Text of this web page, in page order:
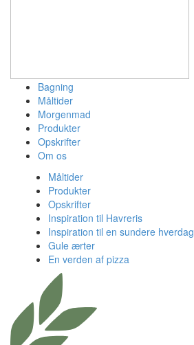
Bagning
Måltider
Morgenmad
Produkter
Opskrifter
Om os
Måltider
Produkter
Opskrifter
Inspiration til Havreris
Inspiration til en sundere hverdag
Gule ærter
En verden af pizza